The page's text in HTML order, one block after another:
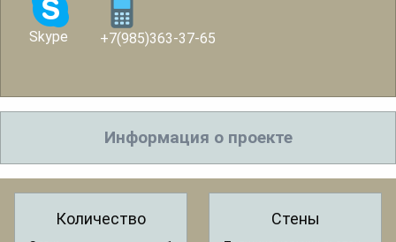
Skype +7(985)363-37-65
Информация о проекте
Количество Стены